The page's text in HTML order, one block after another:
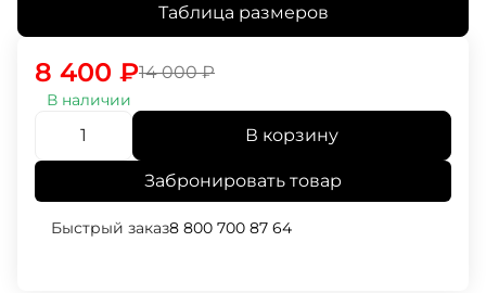
Таблица размеров
14 000₽
8 400 ₽
В наличии
В корзину
Забронировать товар
Быстрый заказ8 800 700 87 64